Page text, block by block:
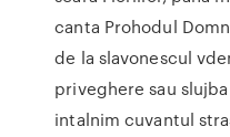
canta Prohodul
de la slavonescul
priveghere sau
intalnim cuvantul